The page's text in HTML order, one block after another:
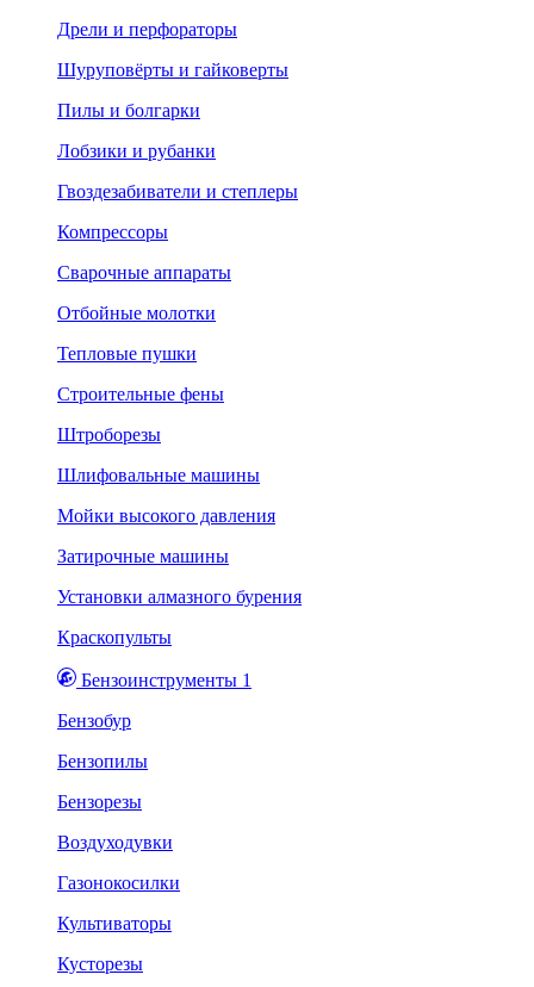
Дрели и перфораторы
Шуруповёрты и гайковерты
Пилы и болгарки
Лобзики и рубанки
Гвоздезабиватели и степлеры
Компрессоры
Сварочные аппараты
Отбойные молотки
Тепловые пушки
Строительные фены
Штроборезы
Шлифовальные машины
Мойки высокого давления
Затирочные машины
Установки алмазного бурения
Краскопульты
Бензоинструменты 1
Бензобур
Бензопилы
Бензорезы
Воздуходувки
Газонокосилки
Культиваторы
Кусторезы